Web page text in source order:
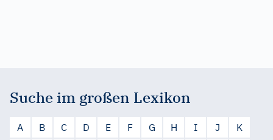
Suche im großen Lexikon
A B C D E F G H I J
K